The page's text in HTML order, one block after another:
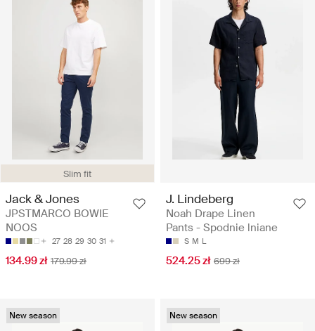
Slim fit
Jack & Jones
JPSTMARCO BOWIE
NOOS
27 28 29 30 31
134.99 zł 179.99 zł
J. Lindeberg
Noah Drape Linen
Pants - Spodnie lniane
S M L
524.25 zł 699 zł
New season New season